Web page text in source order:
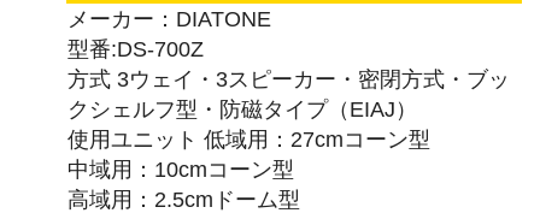
メーカー：DIATONE
型番:DS-700Z
方式 3ウェイ・3スピーカー・密閉方式・ブッ
クシェルフ型・防磁タイプ（EIAJ）
使用ユニット 低域用：27cmコーン型
中域用：10cmコーン型
高域用：2.5cmドーム型